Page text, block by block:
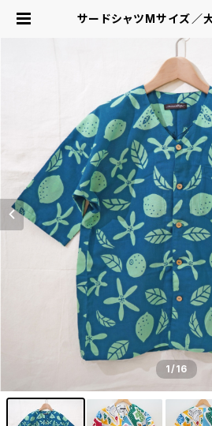
サードシャツMサイズ／
1/16